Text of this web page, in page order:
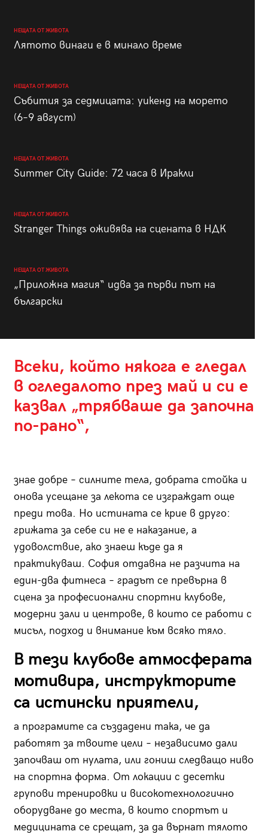
НЕЩАТА ОТ ЖИВОТА
Лятото винаги е в минало време
НЕЩАТА ОТ ЖИВОТА
Събития за седмицата: уикенд на морето
(6–9 август)
НЕЩАТА ОТ ЖИВОТА
Summer City Guide: 72 часа в Иракли
НЕЩАТА ОТ ЖИВОТА
Stranger Things оживява на сцената в НДК
НЕЩАТА ОТ ЖИВОТА
„Приложна магия“ идва за първи път на
български
Всеки, който някога е гледал
в огледалото през май и си е
казвал „трябваше да започна
по-рано“,
знае добре – силните тела, добрата стойка и
онова усещане за лекота се изграждат още
преди това. Но истината се крие в друго:
грижата за себе си не е наказание, а
удоволствие, ако знаеш къде да я
практикуваш. София отдавна не разчита на
един-два фитнеса – градът се превърна в
сцена за професионални спортни клубове,
модерни зали и центрове, в които се работи с
мисъл, подход и внимание към всяко тяло.
В тези клубове атмосферата
мотивира, инструкторите
са истински приятели,
а програмите са създадени така, че да
работят за твоите цели – независимо дали
започваш от нулата, или гониш следващо ниво
на спортна форма. От локации с десетки
групови тренировки и високотехнологично
оборудване до места, в които спортът и
медицината се срещат, за да върнат тялото